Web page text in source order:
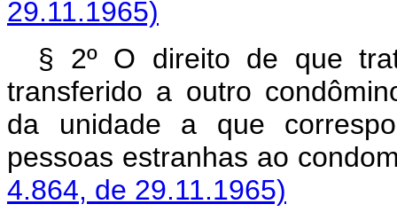
29.11.1965)
§ 2º O direito de que
transferido a outro
da unidade a que
pessoas estranhas ao
4.864, de 29.11.1965)